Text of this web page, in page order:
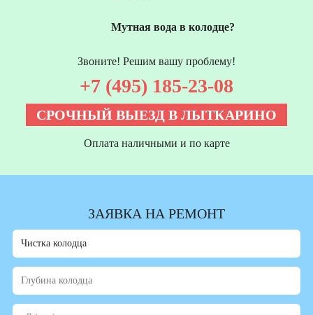
Мутная вода в колодце?
Звоните! Решим вашу проблему!
+7 (495) 185-23-08
СРОЧНЫЙ ВЫЕЗД В ЛЫТКАРИНО
Оплата наличными и по карте
ЗАЯВКА НА РЕМОНТ